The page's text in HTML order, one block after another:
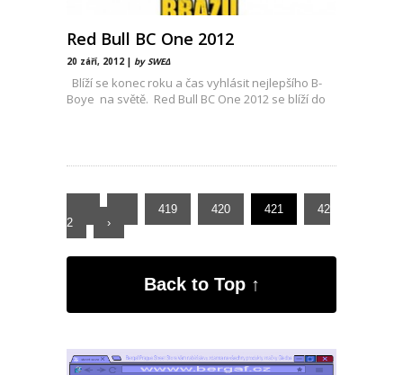
Red Bull BC One 2012
20 září, 2012 | by SWEΔ
Blíží se konec roku a čas vyhlásit nejlepšího B-
Boye na světě. Red Bull BC One 2012 se blíží do
419 420 421
42
2
›
Back to Top ↑